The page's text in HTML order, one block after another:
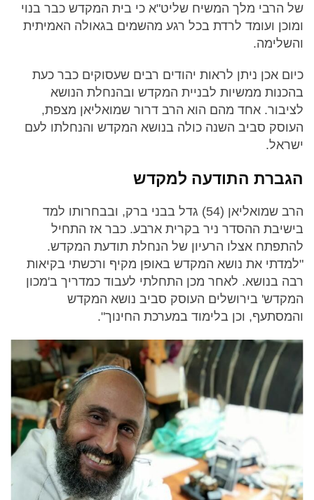
של הרבי מלך המשיח שליט"א כי בית המקדש כבר בנוי
ומוכן ועומד לרדת בכל רגע מהשמים בגאולה האמיתית
והשלימה.
כיום אכן ניתן לראות יהודים רבים שעסוקים כבר כעת
בהכנות ממשיות לבניית המקדש ובהנחלת הנושא
לציבור. אחד מהם הוא הרב דרור שמואליאן מצפת,
העוסק סביב השנה כולה בנושא המקדש והנחלתו לעם
ישראל.
הגברת התודעה למקדש
הרב שמואליאן (54) גדל בבני ברק, ובבחרותו למד
בישיבת ההסדר ניר בקרית ארבע. כבר אז התחיל
להתפתח אצלו הרעיון של הנחלת תודעת המקדש.
"למדתי את נושא המקדש באופן מקיף ורכשתי בקיאות
רבה בנושא. לאחר מכן התחלתי לעבוד כמדריך ב'מכון
המקדש' בירושלים העוסק סביב נושא המקדש
והמסתעף, וכן בלימוד במערכת החינוך".